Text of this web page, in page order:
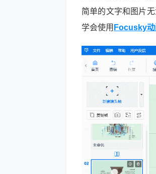
简单的文字和图片
学会使用 Focusky